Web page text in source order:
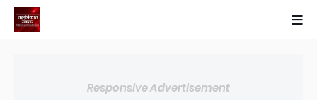
Responsive Advertisement